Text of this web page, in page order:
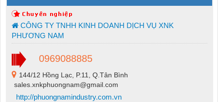
CÔNG TY TNHH KINH DOANH DỊCH VỤ XNK
PHƯƠNG NAM
0969088885
144/12 Hồng Lạc, P.11, Q.Tân Bình
sales.xnkphuongnam@gmail.com
http://phuongnamindustry.com.vn